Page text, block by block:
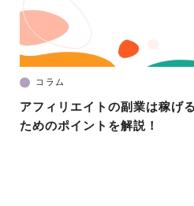
コラム
アフィリエイトの副業は稼げ
ためのポイントを解説！